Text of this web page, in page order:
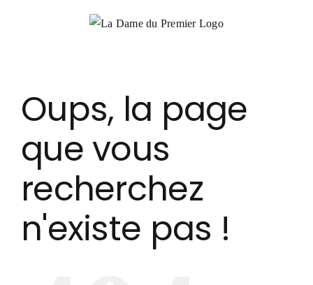
Oups, la page
que vous
recherchez
n'existe pas !